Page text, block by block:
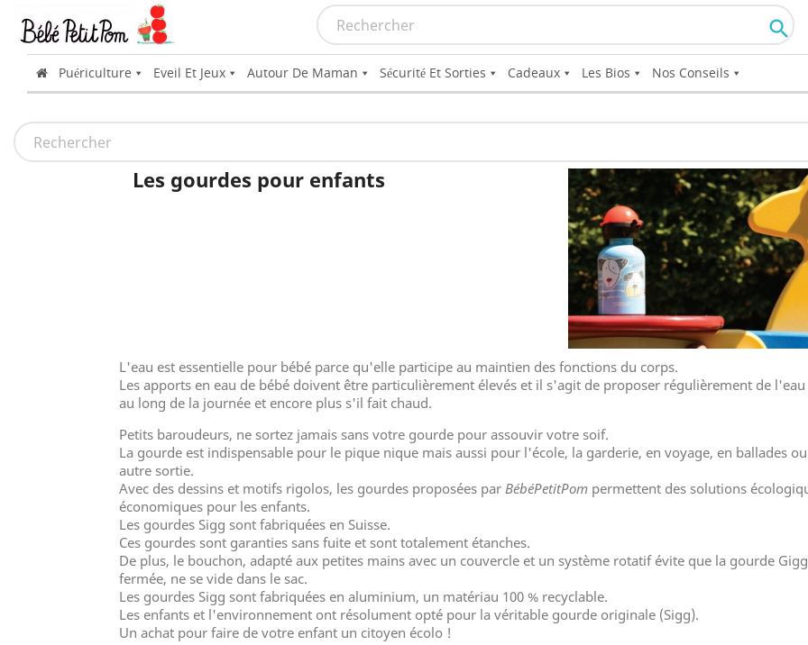

Puériculture Eveil Et Jeux Autour De Maman Sécurité Et Sorties Cadeaux Les Bios Nos Conseils
Les gourdes pour enfants
L'eau est essentielle pour bébé parce qu'elle participe au maintien des fonctions du corps.
Les apports en eau de bébé doivent être particulièrement élevés et il s'agit de proposer régulièrement de
au long de la journée et encore plus s'il fait chaud.
Petits baroudeurs, ne sortez jamais sans votre gourde pour assouvir votre soif.
La gourde est indispensable pour le pique nique mais aussi pour l'école, la garderie, en voyage, en ballades
autre sortie.
Avec des dessins et motifs rigolos, les gourdes proposées par BébéPetitPom permettent des solutions
économiques pour les enfants.
Les gourdes Sigg sont fabriquées en Suisse.
Ces gourdes sont garanties sans fuite et sont totalement étanches.
De plus, le bouchon, adapté aux petites mains avec un couvercle et un système rotatif évite que la gourde
fermée, ne se vide dans le sac.
Les gourdes Sigg sont fabriquées en aluminium, un matériau 100 % recyclable.
Les enfants et l'environnement ont résolument opté pour la véritable gourde originale (Sigg).
Un achat pour faire de votre enfant un citoyen écolo !